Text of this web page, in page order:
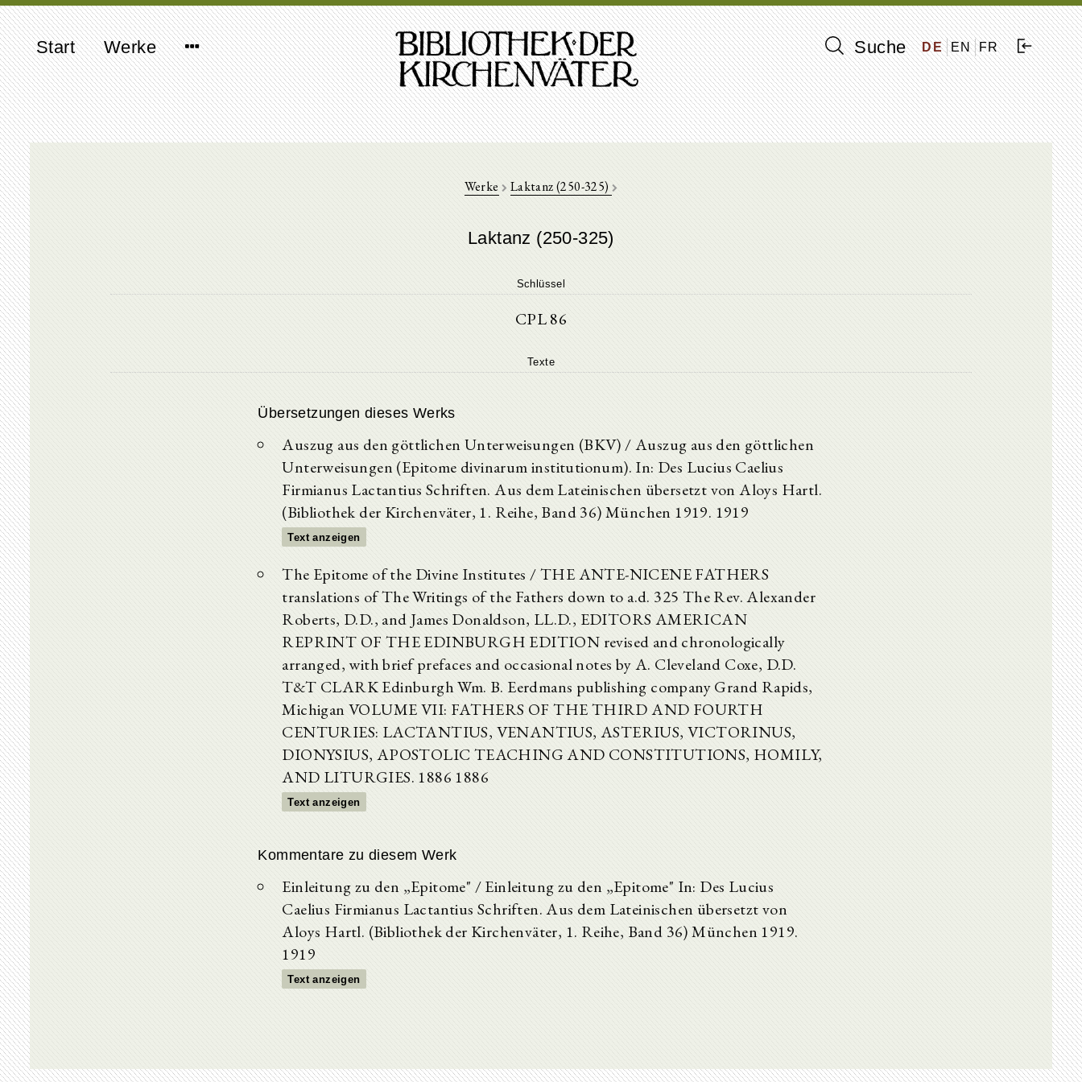
Start Werke Suche DE EN FR
Werke Laktanz (250-325)
Laktanz (250-325)
Schlüssel
CPL 86
Texte
Übersetzungen dieses Werks
Auszug aus den göttlichen Unterweisungen (BKV) / Auszug aus den göttlichen
Unterweisungen (Epitome divinarum institutionum). In: Des Lucius Caelius
Firmianus Lactantius Schriften. Aus dem Lateinischen übersetzt von Aloys Hartl.
(Bibliothek der Kirchenväter, 1. Reihe, Band 36) München 1919. 1919
Text anzeigen
The Epitome of the Divine Institutes / THE ANTE-NICENE FATHERS
translations of The Writings of the Fathers down to a.d. 325 The Rev. Alexander
Roberts, D.D., and James Donaldson, LL.D., EDITORS AMERICAN
REPRINT OF THE EDINBURGH EDITION revised and chronologically
arranged, with brief prefaces and occasional notes by A. Cleveland Coxe, D.D.
T&T CLARK Edinburgh Wm. B. Eerdmans publishing company Grand Rapids,
Michigan VOLUME VII: FATHERS OF THE THIRD AND FOURTH
CENTURIES: LACTANTIUS, VENANTIUS, ASTERIUS, VICTORINUS,
DIONYSIUS, APOSTOLIC TEACHING AND CONSTITUTIONS, HOMILY,
AND LITURGIES. 1886 1886
Text anzeigen
Kommentare zu diesem Werk
Einleitung zu den „Epitome" / Einleitung zu den „Epitome" In: Des Lucius
Caelius Firmianus Lactantius Schriften. Aus dem Lateinischen übersetzt von
Aloys Hartl. (Bibliothek der Kirchenväter, 1. Reihe, Band 36) München 1919.
1919
Text anzeigen